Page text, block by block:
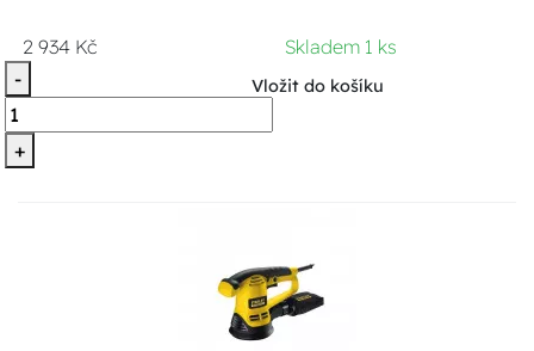
2 934 Kč
Skladem 1 ks
-
+
Vložit do košíku